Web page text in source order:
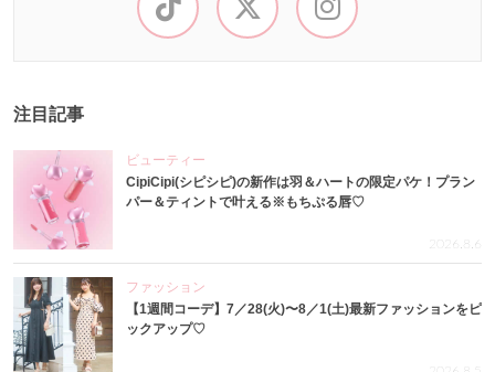
注目記事
ビューティー
CipiCipi(シピシピ)の新作は羽＆ハートの限定パケ！プラン
パー＆ティントで叶える※もちぷる唇♡
2026.8.6
ファッション
【1週間コーデ】7／28(火)〜8／1(土)最新ファッションをピ
ックアップ♡